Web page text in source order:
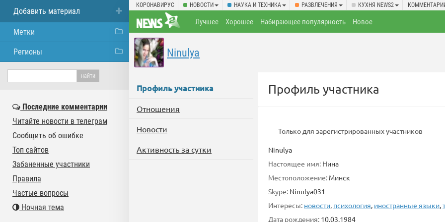
КОРОНАВИРУС НОВОСТИ НАУКА И ТЕХНИКА РАЗВЛЕЧЕНИЯ КУХНЯ NEWS2
Лучшее Хорошее Набирающее популярность Новое
Ninulya
Профиль участника
Отношения
Новости
Активность за сутки
Профиль участника
Только для зарегистрированных участников
Ninulya
Настоящее имя: Нина
Местоположение: Минск
Skype: Ninulya031
Интересы: новости, психология, иностранные языки,
Дата рождения: 10.03.1984
Добавить материал
Метки
Регионы
Последние комментарии
Читайте новости в телеграм
Сообщить об ошибке
Топ сайтов
Забаненные участники
Правила
Частые вопросы
Ночная тема